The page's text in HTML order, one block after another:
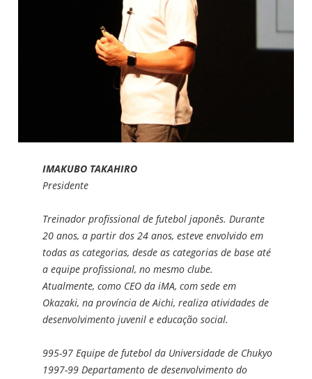
IMAKUBO TAKAHIRO
Presidente
Treinador profissional de futebol japonês. Durante
20 anos, a partir dos 24 anos, esteve envolvido em
todas as categorias, desde as categorias de base até
a equipe profissional, no mesmo clube.
Atualmente, como CEO da iMA, com sede em
Okazaki, na província de Aichi, realiza atividades de
desenvolvimento juvenil e educação social.
995-97 Equipe de futebol da Universidade de Chukyo
1997-99 Departamento de desenvolvimento do